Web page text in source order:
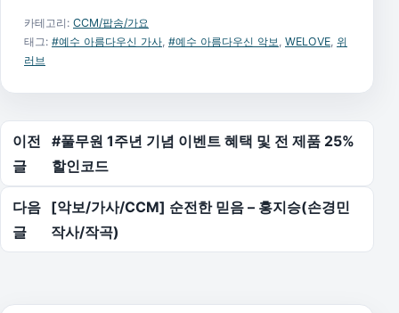
카테고리: CCM/팝송/가요
태그: #예수 아름다우신 가사 #예수 아름다우신 악보 WELOVE 위
러브
글 탐색
이전
글
#풀무원 1주년 기념 이벤트 혜택 및 전 제품 25%
할인코드
다음
글
[악보/가사/CCM] 순전한 믿음 – 홍지승(손경민
작사/작곡)